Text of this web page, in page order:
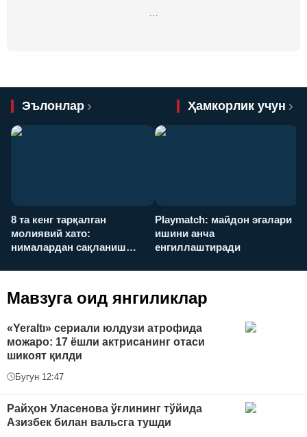
Эълонлар Ҳамкорлик учун
8 та кенг тарқалган
молиявий хато:
нималардан сақланиш
Playmatch: майдон эгалари
ишини анча
енгиллаштиради
Мавзуга оид янгиликлар
«Yeraltı» сериали юлдузи атрофида
можаро: 17 ёшли актрисанинг отаси
шикоят қилди
Бугун 12:47
Райҳон Уласенова ўғлининг тўйида
Азизбек билан вальсга тушди